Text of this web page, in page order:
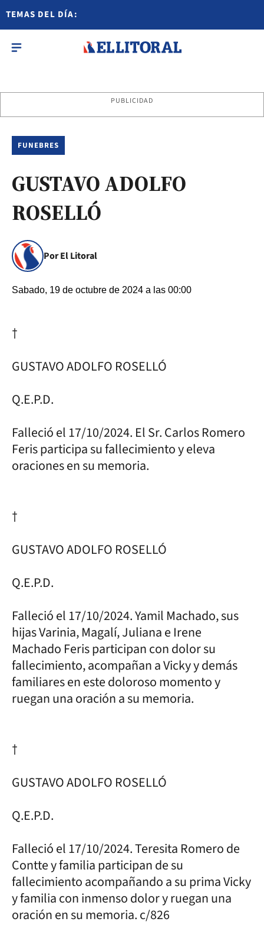
TEMAS DEL DÍA:
PUBLICIDAD
FUNEBRES
GUSTAVO ADOLFO
ROSELLÓ
Por El Litoral
Sabado, 19 de octubre de 2024 a las 00:00
†
GUSTAVO ADOLFO ROSELLÓ
Q.E.P.D.
Falleció el 17/10/2024. El Sr. Carlos Romero
Feris participa su fallecimiento y eleva
oraciones en su memoria.
†
GUSTAVO ADOLFO ROSELLÓ
Q.E.P.D.
Falleció el 17/10/2024. Yamil Machado, sus
hijas Varinia, Magalí, Juliana e Irene
Machado Feris participan con dolor su
fallecimiento, acompañan a Vicky y demás
familiares en este doloroso momento y
ruegan una oración a su memoria.
†
GUSTAVO ADOLFO ROSELLÓ
Q.E.P.D.
Falleció el 17/10/2024. Teresita Romero de
Contte y familia participan de su
fallecimiento acompañando a su prima Vicky
y familia con inmenso dolor y ruegan una
oración en su memoria. c/826